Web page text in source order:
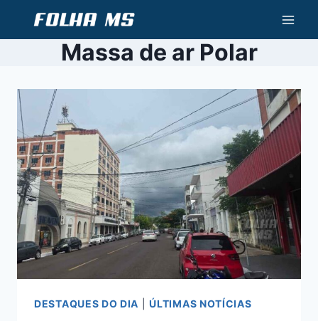
Massa de ar Polar
DESTAQUES DO DIA |ÚLTIMAS NOTÍCIAS